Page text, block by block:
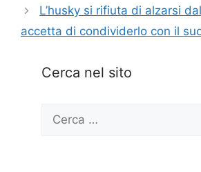
L’husky si rifiuta di alzarsi
accetta di condividerlo con il
Cerca nel sito
Ricerca